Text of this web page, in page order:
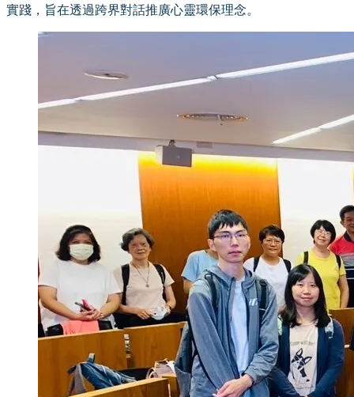
實踐，旨在透過跨界對話推廣心靈環保理念。